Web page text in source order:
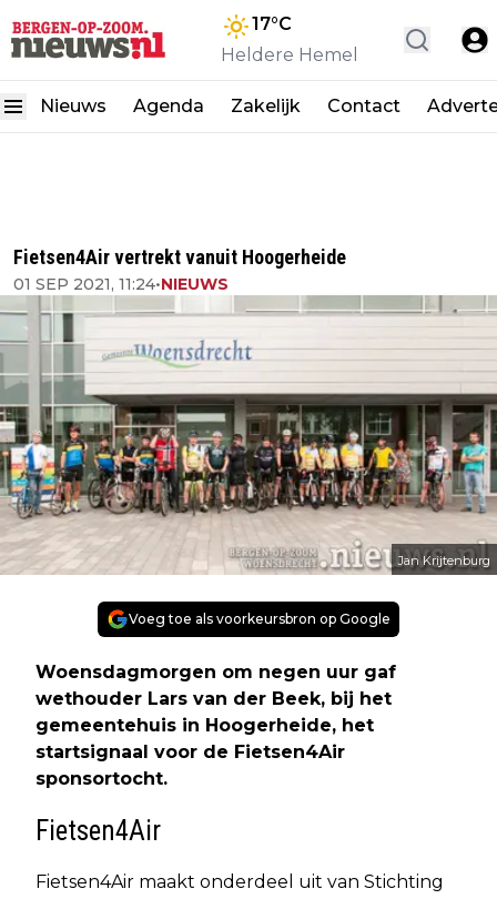
17°C
Heldere Hemel
Nieuws Agenda Zakelijk Contact
Fietsen4Air vertrekt vanuit Hoogerheide
01 SEP 2021, 11:24•NIEUWS
Jan Krijtenburg
Voeg toe als voorkeursbron op Google
Woensdagmorgen om negen uur gaf
wethouder Lars van der Beek, bij het
gemeentehuis in Hoogerheide, het
startsignaal voor de Fietsen4Air
sponsortocht.
Fietsen4Air
Fietsen4Air maakt onderdeel uit van Stichting